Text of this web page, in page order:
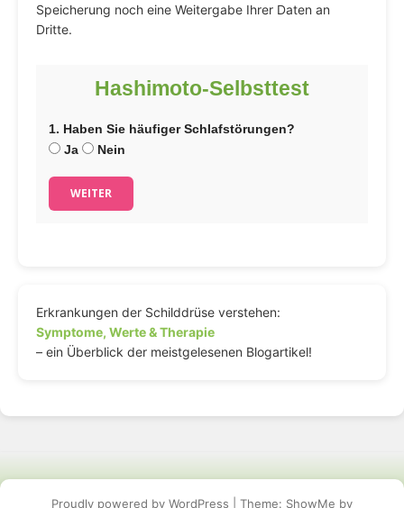
Speicherung noch eine Weitergabe Ihrer Daten an
Dritte.
Hashimoto-Selbsttest
1. Haben Sie häufiger Schlafstörungen?
Ja
Nein
WEITER
Erkrankungen der Schilddrüse verstehen:
Symptome, Werte & Therapie
– ein Überblick der meistgelesenen Blogartikel!
Proudly powered by WordPress Theme: ShowMe by